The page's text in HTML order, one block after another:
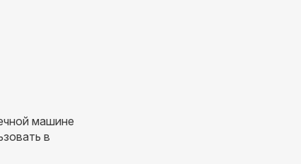
машине
в